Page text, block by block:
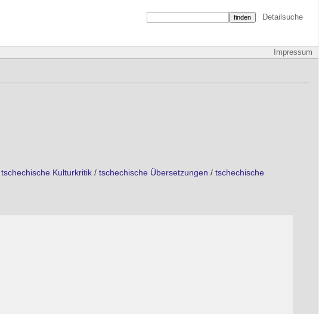
Detailsuche
Impressum
tschechische Kulturkritik/ tschechische Übersetzungen / tschechische